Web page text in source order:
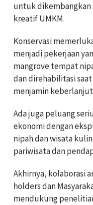
untuk dikembangkan
kreatif UMKM.
Konservasi
menjadi pekerjaan
mangrove tempat
dan direhabilitasi
menjamin
Ada juga peluang
ekonomi dengan
nipah dan wisata
pariwisata dan
Akhirnya, kolaborasi
holders dan
mendukung